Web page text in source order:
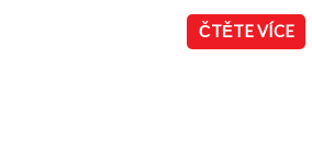
z
5
ČTĚTE VÍCE